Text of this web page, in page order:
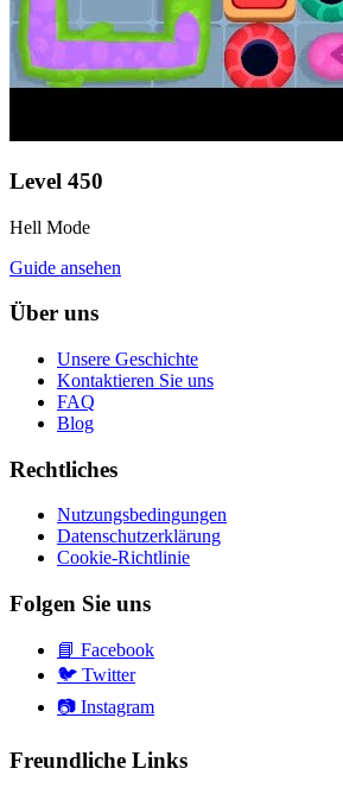
Level 450
Hell Mode
Guide ansehen
Über uns
Unsere Geschichte
Kontaktieren Sie uns
FAQ
Blog
Rechtliches
Nutzungsbedingungen
Datenschutzerklärung
Cookie-Richtlinie
Folgen Sie uns
📘 Facebook
🐦 Twitter
📷 Instagram
Freundliche Links